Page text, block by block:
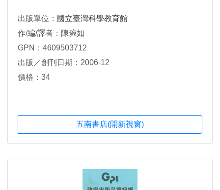
出版單位： 國立臺灣科學教育館
作/編/譯者：陳琬如
GPN：4609503712
出版／創刊日期：2006-12
價格：34
五南書店(開新視窗)